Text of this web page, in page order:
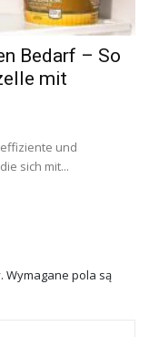
Bedarf – So
mit
und
sich mit...
Wymagane pola są